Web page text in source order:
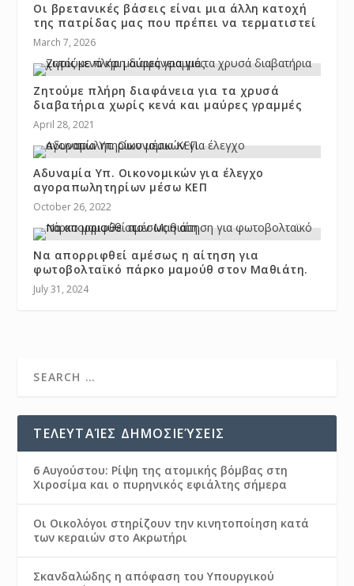
Oι βρετανικές βάσεις είναι μια άλλη κατοχή
της πατρίδας μας που πρέπει να τερματιστεί
March 7, 2026
Ζητούμε πλήρη διαφάνεια για τα χρυσά
διαβατήρια χωρίς κενά και μαύρες γραμμές
April 28, 2021
Αδυναμία Υπ. Οικονομικών για έλεγχο
αγοραπωλητηρίων μέσω ΚΕΠ
October 26, 2022
Να απορριφθεί αμέσως η αίτηση για
φωτοβολταϊκό πάρκο μαμούθ στον Μαθιάτη.
July 31, 2024
ΤΕΛΕΥΤΑΊΕΣ ΔΗΜΟΣΙΕΎΣΕΙΣ
6 Αυγούστου: Ρίψη της ατομικής βόμβας στη
Χιροσίμα και ο πυρηνικός εφιάλτης σήμερα
Οι Οικολόγοι στηρίζουν την κινητοποίηση κατά
των κεραιών στο Ακρωτήρι
Σκανδαλώδης η απόφαση του Υπουργικού